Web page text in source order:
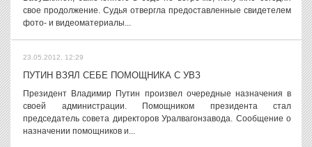
свое продолжение. Судья отвергла предоставленные свидетелем
фото- и видеоматериалы...
23.05.2012, 12:29
ПУТИН ВЗЯЛ СЕБЕ ПОМОЩНИКА С УВЗ
Президент Владимир Путин произвел очередные назначения в
своей администрации. Помощником президента стал
председатель совета директоров Уралвагонзавода. Сообщение о
назначении помощников и...